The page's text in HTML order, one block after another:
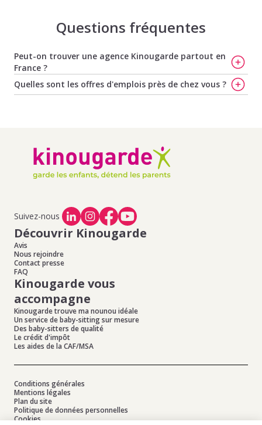
Questions fréquentes
Peut-on trouver une agence Kinougarde partout en
France ?
Garde d'enfants
à Angers
Garde d'enfants
à Lille
Garde d'enfants
Garde d'enfants
à Montpellier
Garde d'enfants
à Orléans
Garde d'enfants
à Rennes
Garde d'enfants
à Rouen
Quelles sont les offres d'emplois près de chez vous ?
de baby-sitting à
Bordeaux
Offres d'emploi
de baby-sitting à
Offres d'emploi
de baby-sitting à
Lille
Offres d'emploi
de baby-sitting à
Lyon
Offres d'emploi
de baby-sitting à
Marseille
de baby-sitting à
Nantes
Offres d'emploi
de baby-sitting à
Offres d'emploi
de baby-sitting à
Orléans
Offres d'emploi
de baby-sitting à
Suivez-nous
Découvrir Kinougarde
Avis
Nous rejoindre
Contact presse
FAQ
Kinougarde vous
accompagne
Kinougarde trouve ma nounou idéale
Un service de baby-sitting sur mesure
Des baby-sitters de qualité
Le crédit d'impôt
Les aides de la CAF/MSA
Conditions générales
Mentions légales
Plan du site
Politique de données personnelles
Cookies